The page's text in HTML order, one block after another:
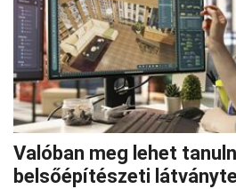
Valóban meg lehet
belsőépítészeti